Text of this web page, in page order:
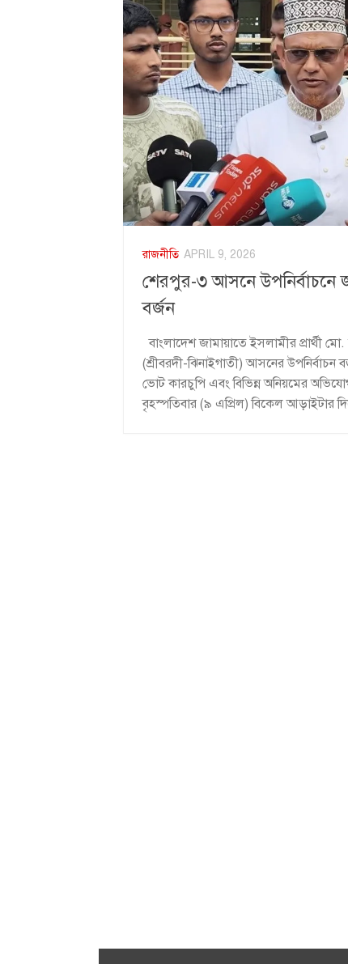
রাজনীতি APRIL 9, 2026
শেরপুর-৩ আসনে উপনির্বাচনে
বর্জন
বাংলাদেশ জামায়াতে ইসলামীর প্রার্থী
(শ্রীবরদী-ঝিনাইগাতী) আসনের উপনির্বাচন
ভোট কারচুপি এবং বিভিন্ন অনিয়মের
বৃহস্পতিবার (৯ এপ্রিল) বিকেল আড়াইটার